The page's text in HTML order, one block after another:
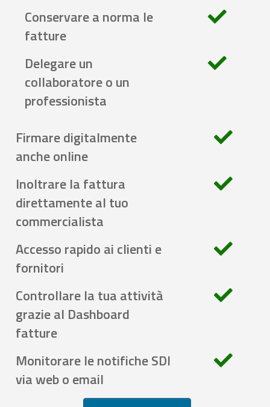
Conservare a norma le
fatture
Delegare un
collaboratore o un
professionista
Firmare digitalmente
anche online
Inoltrare la fattura
direttamente al tuo
commercialista
Accesso rapido ai clienti e
fornitori
Controllare la tua attività
grazie al Dashboard
fatture
Monitorare le notifiche SDI
via web o email